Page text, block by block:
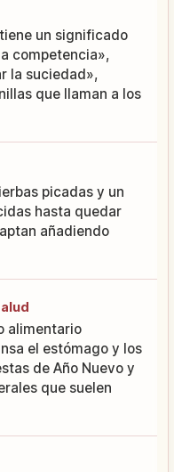
un significado
competencia»,
la suciedad»,
que llaman a los
picadas y un
hasta quedar
añadiendo
alimentario
el estómago y los
de Año Nuevo y
que suelen